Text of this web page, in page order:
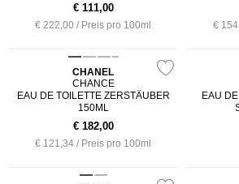
€ 111,00
€ 222,00 / Preis pro 100ml €
CHANEL
CHANCE
EAU DE TOILETTE ZERSTÄUBER
150ML
€ 182,00
€ 121,34 / Preis pro 100ml
EAU